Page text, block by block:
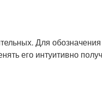
Для
его интуитивно